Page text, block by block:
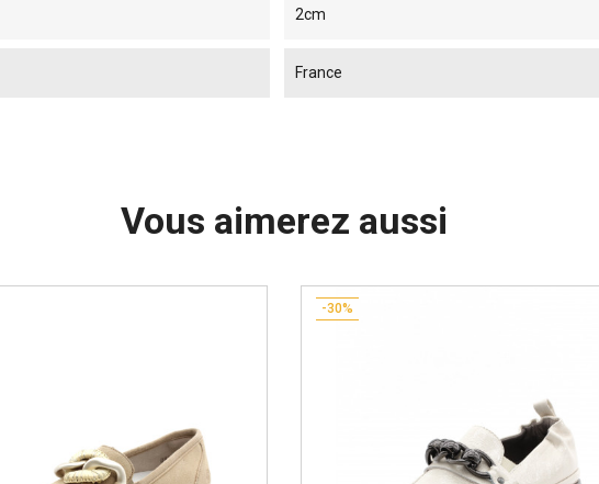
2cm
France
Vous aimerez aussi
-30%